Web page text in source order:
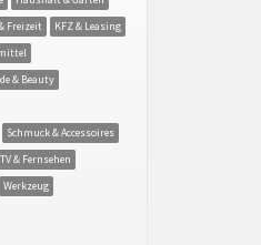
Freizeit
KFZ & Leasing
& Beauty
Schmuck & Accessoires
TV & Fernsehen
Werkzeug